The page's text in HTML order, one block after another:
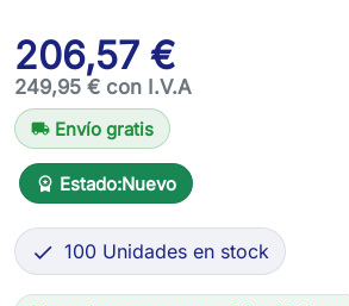
206,57 €
249,95 € con I.V.A
local_shipping Envío gratis
workspace_premium Estado:Nuevo
 100 Unidades en stock